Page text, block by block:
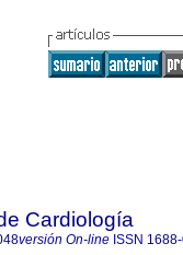
Cardiología
versión On-line ISSN